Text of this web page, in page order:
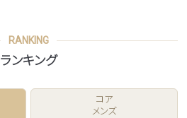
RANKING
ランキング
コア
メンズ